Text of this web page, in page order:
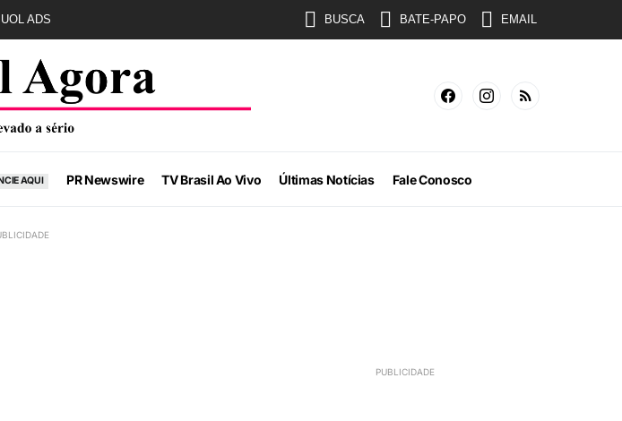
UOL ADS BUSCA BATE-PAPO EMAIL
AQUI PR Newswire TV Brasil Ao Vivo Últimas Notícias Fale Conosco